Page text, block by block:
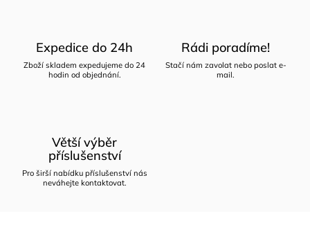
Expedice do 24h
Zboží skladem expedujeme do 24
hodin od objednání.
Rádi poradíme!
Stačí nám zavolat nebo poslat e-
mail.
Větší výběr
příslušenství
Pro širší nabídku příslušenství nás
neváhejte kontaktovat.